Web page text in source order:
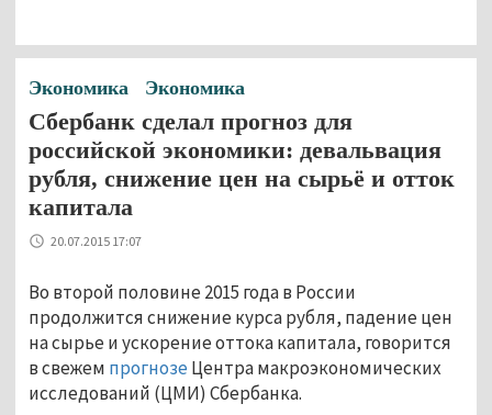
Экономика Экономика
Сбербанк сделал прогноз для
российской экономики: девальвация
рубля, снижение цен на сырьё и отток
капитала
20.07.2015 17:07
Во второй половине 2015 года в России
продолжится снижение курса рубля, падение цен
на сырье и ускорение оттока капитала, говорится
в свежем прогнозе Центра макроэкономических
исследований (ЦМИ) Сбербанка.